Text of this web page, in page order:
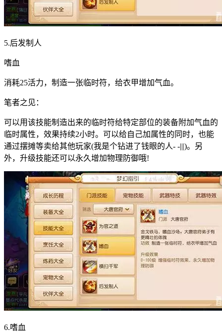
5.后发制人
嗜血
消耗25活力，制造一张临时符，给衣甲增加气血。
笔者之见：
可以用该技能制造出来的临时符给特定部位的装备附加气血的
临时属性，效果持续2小时。可以给自己加属性的同时，也能
通过摆摊等卖给其他玩家(我是个钻进了钱眼的人- -|||)。另
外，升级技能还可以永久增加物理防御哦!
6.嗜血